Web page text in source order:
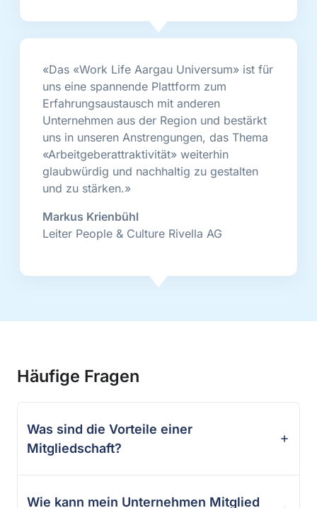
«Das «Work Life Aargau Universum» ist für
uns eine spannende Plattform zum
Erfahrungsaustausch mit anderen
Unternehmen aus der Region und bestärkt
uns in unseren Anstrengungen, das Thema
«Arbeitgeberattraktivität» weiterhin
glaubwürdig und nachhaltig zu gestalten
und zu stärken.»
Markus Krienbühl
Leiter People & Culture Rivella AG
Häufige Fragen
Was sind die Vorteile einer
Mitgliedschaft?
Wie kann mein Unternehmen Mitglied